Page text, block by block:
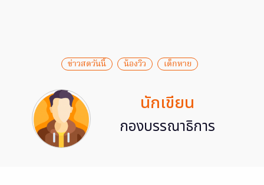
ข่าวสดวันนี้ น้องวิว เด็กหาย
นักเขียน
กองบรรณาธิการ